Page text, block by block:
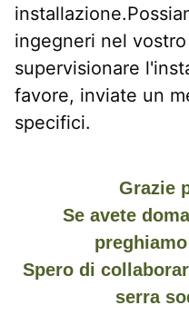
ingegneri nel
supervisionare
favore, inviate un
specifici.
Grazie
Se avete
Spero di
serra